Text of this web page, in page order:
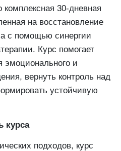
30-дневная
на восстановление
с помощью синергии
Курс помогает
эмоционального и
вернуть контроль над
устойчивую
курса
подходов, курс